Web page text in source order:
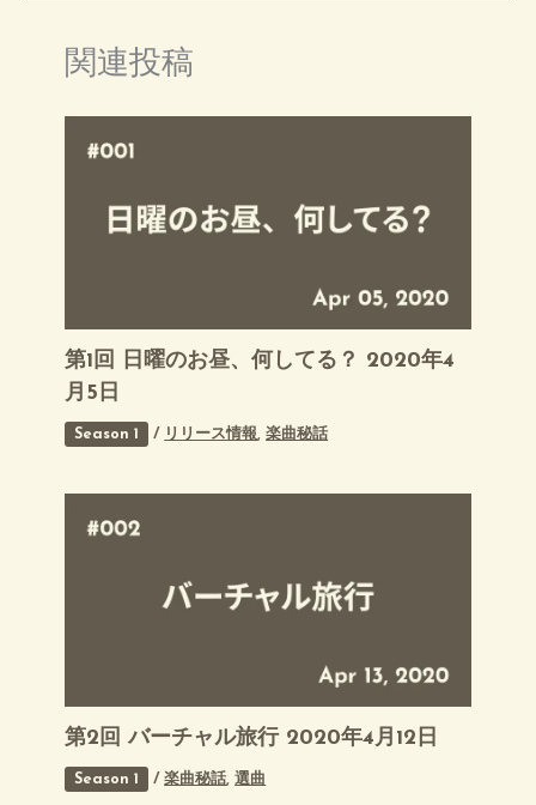
関連投稿
第1回 日曜のお昼、何してる？ 2020年4
月5日
Season 1 / リリース情報,楽曲秘話
第2回 バーチャル旅行 2020年4月12日
Season 1 /楽曲秘話,選曲